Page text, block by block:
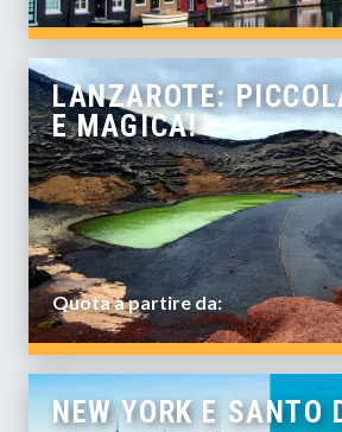
LANZAROTE:
E MAGICA!
Quota a partire da:
NEW YORK E SANTO